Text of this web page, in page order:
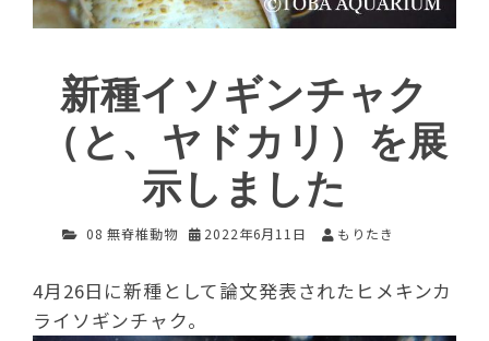
新種イソギンチャク
（と、ヤドカリ）を展
示しました
08 無脊椎動物 2022年6月11日 もりたき
4月26日に新種として論文発表されたヒメキンカ
ライソギンチャク。